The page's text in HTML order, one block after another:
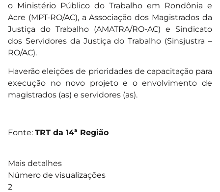
o Ministério Público do Trabalho em Rondônia e
Acre (MPT-RO/AC), a Associação dos Magistrados da
Justiça do Trabalho (AMATRA/RO-AC) e Sindicato
dos Servidores da Justiça do Trabalho (Sinsjustra –
RO/AC).
Haverão eleições de prioridades de capacitação para
execução no novo projeto e o envolvimento de
magistrados (as) e servidores (as).
Fonte: TRT da 14ª Região
Mais detalhes
Número de visualizações
2